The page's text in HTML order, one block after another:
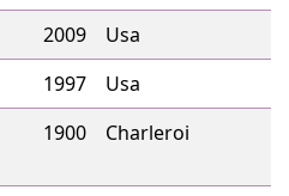
2009
Usa
1997
Usa
1900 Charleroi